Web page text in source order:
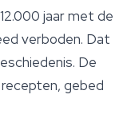
jaar met de
verboden. Dat
De
gebed